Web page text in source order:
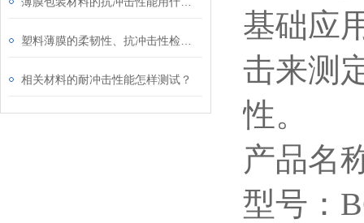
相关材料的耐冲击性能怎样测试？
基础应
击来测
性。
产品名
型号：